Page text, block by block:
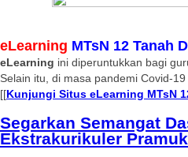
eLearning MTsN 12 Tanah
eLearning ini diperuntukkan bagi
Selain itu, di masa pandemi Covid-
[[Kunjungi Situs eLearning MTsN
Segarkan Semangat
Ekstrakurikuler